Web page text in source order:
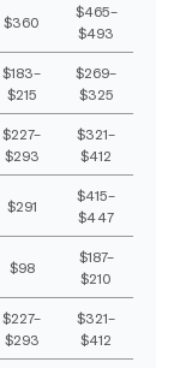
$360
$465–
$493
$183–
$215
$269–
$325
$227–
$293
$321–
$412
$291
$415–
$447
$98
$187–
$210
$227–
$293
$321–
$412